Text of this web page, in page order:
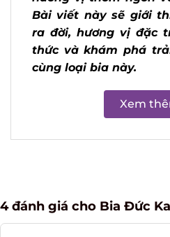
vừa phải. Bài viết này
bạn về sự ra đời,
cách thưởng thức
nghiệm ẩm thực cùng
Xem
4 đánh giá cho Bia Đức